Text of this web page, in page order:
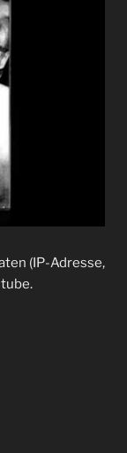
(IP-Adresse,